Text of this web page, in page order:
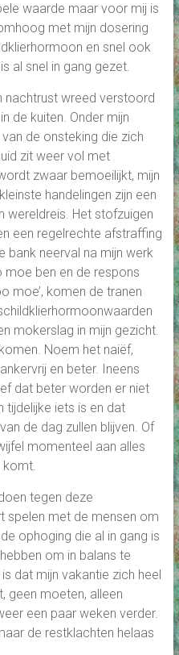
waarde maar voor mij is
met mijn dosering
en snel ook
al snel in gang gezet.
nachtrust wreed verstoord
de kuiten. Onder mijn
de onsteking die zich
zit weer vol met
zwaar bemoeilijkt, mijn
handelingen zijn een
wereldreis. Het stofzuigen
een regelrechte afstraffing
bank neerval na mijn werk
moe ben en de respons
moe’, komen de tranen
mokerslag in mijn gezicht.
Noem het naiëf,
en beter. Ineens
dat beter worden er niet
tijdelijke iets is en dat
de dag zullen blijven. Of
momenteel aan alles
komt.
tegen deze
spelen met de mensen om
ophoging die al in gang is
om in balans te
dat mijn vakantie zich heel
geen moeten, alleen
een paar weken verder.
de restklachten helaas